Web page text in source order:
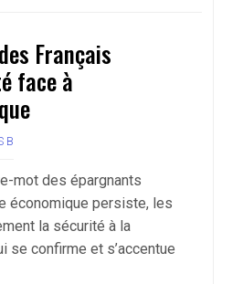
Français
face à
B
mot des épargnants
économique persiste, les
la sécurité à la
se confirme et s’accentue